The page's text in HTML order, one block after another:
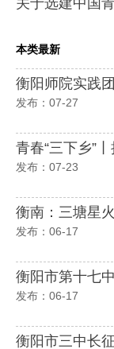
关于选建中国
本类最新
衡阳师院实践
发布：07-27
青春“三下乡”
发布：07-23
衡南：三塘星
发布：06-17
衡阳市第十七
发布：06-17
衡阳市三中长